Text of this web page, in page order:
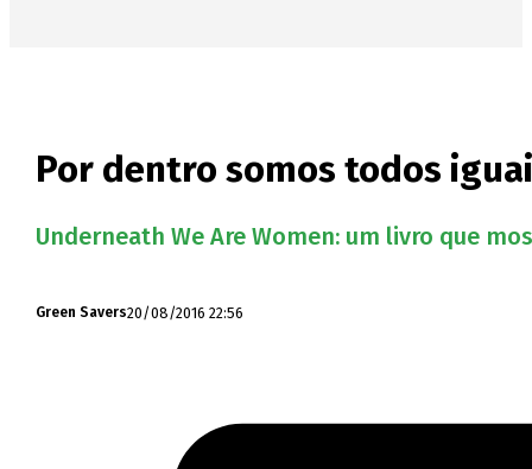
Por dentro somos todos
Underneath We Are Women: um livro que
Green Savers20/08/2016 22:56